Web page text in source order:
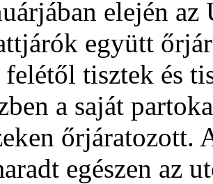
elején az
együtt
tisztek és
a saját
őrjáratozott.
egészen az